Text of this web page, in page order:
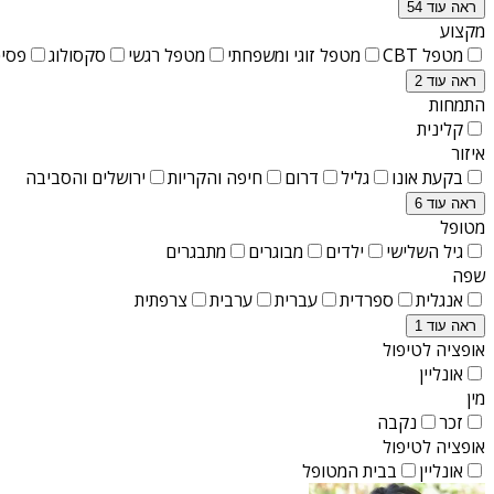
ראה עוד 54
מקצוע
מטפל CBT
מטפל זוגי ומשפחתי מטפל רגשי סקסולוג
ראה עוד 2
התמחות
קלינית
איזור
בקעת אונו
גליל דרום חיפה והקריות ירושלים והסביבה
ראה עוד 6
מטופל
גיל השלישי
ילדים מבוגרים
מתבגרים
שפה
אנגלית
ספרדית עברית ערבית צרפתית
ראה עוד 1
אופציה לטיפול
אונליין
מין
זכר
נקבה
אופציה לטיפול
אונליין
בבית המטופל